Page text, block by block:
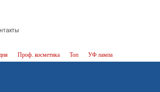
Проф. косметика Топ УФ лампа